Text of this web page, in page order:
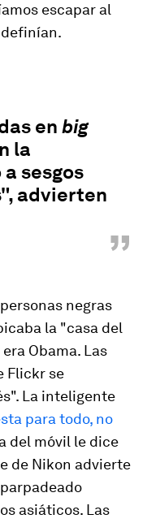
escapar al
en big
la
sesgos
advierten
”
negras
la "casa del
Obama. Las
Flickr se
La inteligente
para todo, no
del móvil le dice
de Nikon advierte
asiáticos. Las